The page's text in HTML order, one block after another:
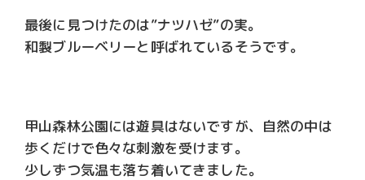
最後に見つけたのは”ナツハゼ”の実。
和製ブルーベリーと呼ばれているそうです。
甲山森林公園には遊具はないですが、自然の中は
歩くだけで色々な刺激を受けます。
少しずつ気温も落ち着いてきました。